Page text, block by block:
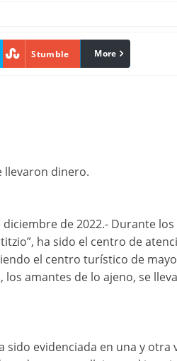
Stumble linkedin
More
llevaron dinero.
diciembre de 2022.- Durante
ha sido el centro de
el centro turístico de
los amantes de lo ajeno, se
sido evidenciada en una y otra